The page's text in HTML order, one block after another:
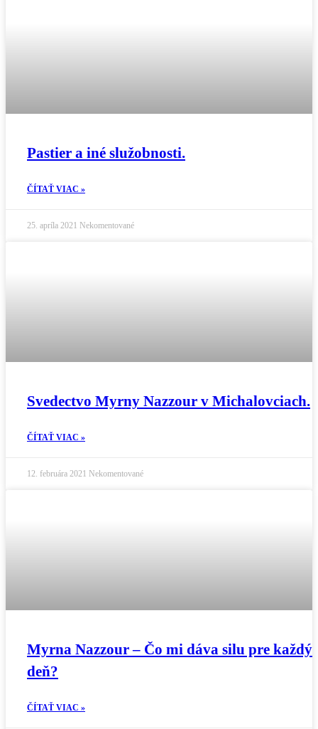
Pastier a iné služobnosti.
ČÍTAŤ VIAC »
25. apríla 2021 Nekomentované
Svedectvo Myrny Nazzour v Michalovciach.
ČÍTAŤ VIAC »
12. februára 2021 Nekomentované
Myrna Nazzour – Čo mi dáva silu pre každý
deň?
ČÍTAŤ VIAC »